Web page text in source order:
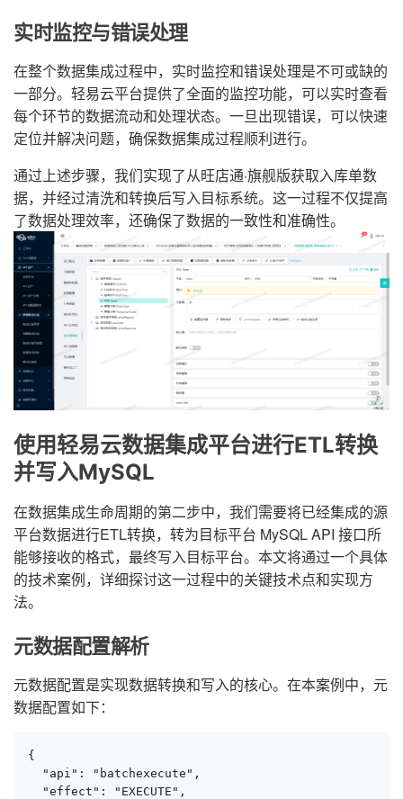
实时监控与错误处理
在整个数据集成过程中，实时监控和错误处理是不可或缺的
一部分。轻易云平台提供了全面的监控功能，可以实时查看
每个环节的数据流动和处理状态。一旦出现错误，可以快速
定位并解决问题，确保数据集成过程顺利进行。
通过上述步骤，我们实现了从旺店通·旗舰版获取入库单数
据，并经过清洗和转换后写入目标系统。这一过程不仅提高
了数据处理效率，还确保了数据的一致性和准确性。
使用轻易云数据集成平台进行ETL转换
并写入MySQL
在数据集成生命周期的第二步中，我们需要将已经集成的源
平台数据进行ETL转换，转为目标平台 MySQL API 接口所
能够接收的格式，最终写入目标平台。本文将通过一个具体
的技术案例，详细探讨这一过程中的关键技术点和实现方
法。
元数据配置解析
元数据配置是实现数据转换和写入的核心。在本案例中，元
数据配置如下：
{
  "api": "batchexecute",
  "effect": "EXECUTE",